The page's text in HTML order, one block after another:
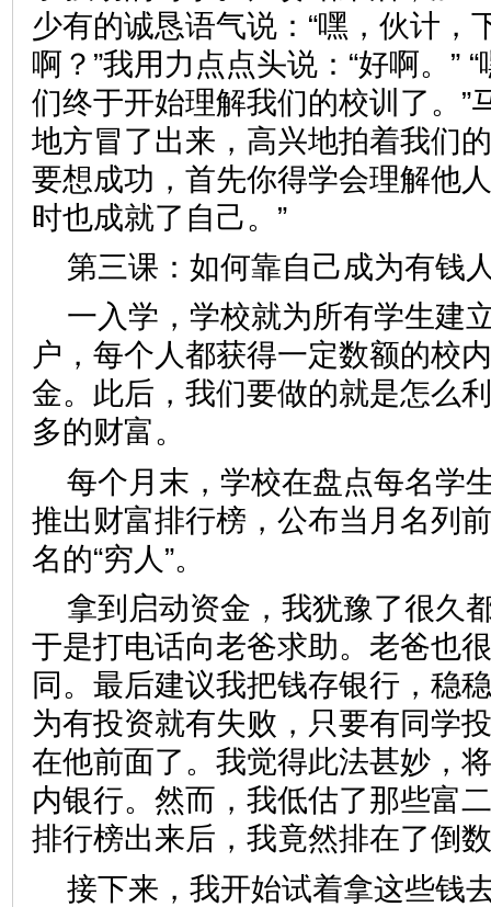
少有的诚恳语气说：“嘿，伙计，
啊？”我用力点点头说：“好啊。”
们终于开始理解我们的校训了。”
地方冒了出来，高兴地拍着我们
要想成功，首先你得学会理解他
时也成就了自己。”
第三课：如何靠自己成为有钱
一入学，学校就为所有学生建
户，每个人都获得一定数额的校
金。此后，我们要做的就是怎么
多的财富。
每个月末，学校在盘点每名学
推出财富排行榜，公布当月名列
名的“穷人”。
拿到启动资金，我犹豫了很久
于是打电话向老爸求助。老爸也
同。最后建议我把钱存银行，稳
为有投资就有失败，只要有同学
在他前面了。我觉得此法甚妙，
内银行。然而，我低估了那些富
排行榜出来后，我竟然排在了倒
接下来，我开始试着拿这些钱